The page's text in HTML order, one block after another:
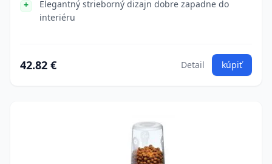
Elegantný strieborný dizajn dobre zapadne do
interiéru
42.82 € Detail kúpiť